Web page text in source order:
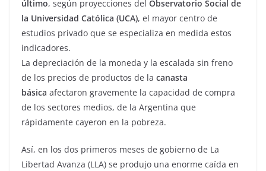
último, según proyecciones del Observatorio Social de
la Universidad Católica (UCA), el mayor centro de
estudios privado que se especializa en medida estos
indicadores.
La depreciación de la moneda y la escalada sin freno
de los precios de productos de la canasta
básica afectaron gravemente la capacidad de compra
de los sectores medios, de la Argentina que
rápidamente cayeron en la pobreza.
Así, en los dos primeros meses de gobierno de La
Libertad Avanza (LLA) se produjo una enorme caída en